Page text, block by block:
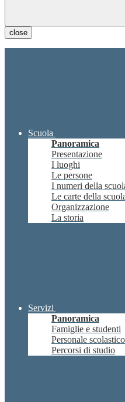
close
Scuola
Panoramica
Presentazione
I luoghi
Le persone
I numeri della
Le carte della
Organizzazione
La storia
Servizi
Panoramica
Famiglie e studenti
Personale scolastico
Percorsi di studio